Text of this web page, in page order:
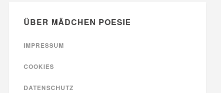
ÜBER MÄDCHEN POESIE
IMPRESSUM
COOKIES
DATENSCHUTZ